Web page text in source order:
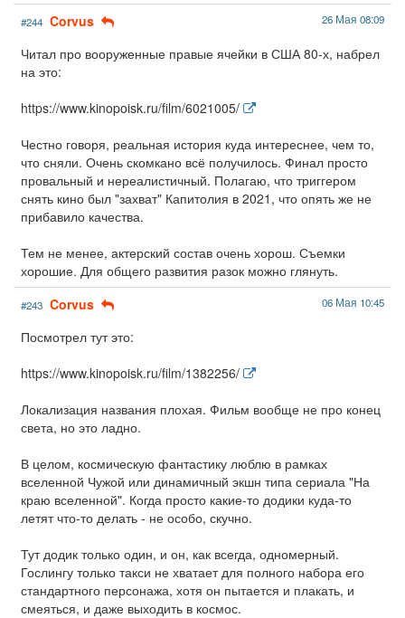
#244 Corvus 26 Мая 08:09
Читал про вооруженные правые ячейки в США 80-х, набрел
на это:
https://www.kinopoisk.ru/film/6021005/
Честно говоря, реальная история куда интереснее, чем то,
что сняли. Очень скомкано всё получилось. Финал просто
провальный и нереалистичный. Полагаю, что триггером
снять кино был "захват" Капитолия в 2021, что опять же не
прибавило качества.
Тем не менее, актерский состав очень хорош. Съемки
хорошие. Для общего развития разок можно глянуть.
#243 Corvus 06 Мая 10:45
Посмотрел тут это:
https://www.kinopoisk.ru/film/1382256/
Локализация названия плохая. Фильм вообще не про конец
света, но это ладно.
В целом, космическую фантастику люблю в рамках
вселенной Чужой или динамичный экшн типа сериала "На
краю вселенной". Когда просто какие-то додики куда-то
летят что-то делать - не особо, скучно.
Тут додик только один, и он, как всегда, одномерный.
Гослингу только такси не хватает для полного набора его
стандартного персонажа, хотя он пытается и плакать, и
смеяться, и даже выходить в космос.